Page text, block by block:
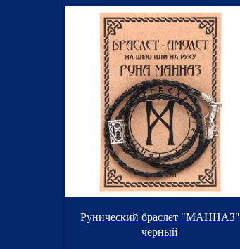
Рунический браслет "МАННАЗ"
чёрный